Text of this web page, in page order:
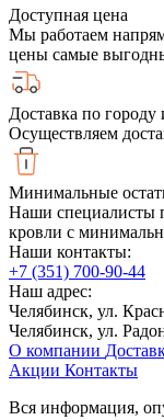
Доступная цена
Мы работаем
цены самые
Доставка по городу
Осуществляем
Минимальные
Наши специалисты
кровли с
Наши контакты:
+7 (351) 700-90-44
Наш адрес:
Челябинск, ул.
Челябинск, ул.
О компании
Акции Контакты
Вся информация,